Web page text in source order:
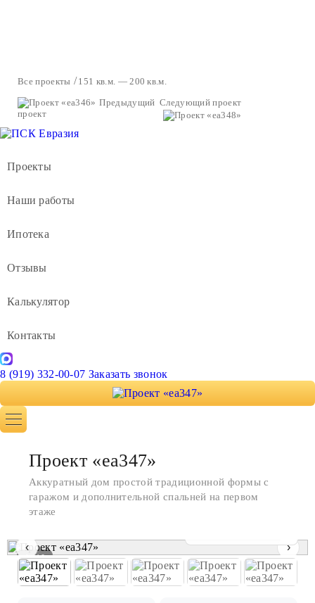
Все проекты
151 кв.м. — 200 кв.м.
Предыдущий
проект
Следующий проект
Проекты
Наши работы
Ипотека
Отзывы
Калькулятор
Контакты
8 (919) 332-00-07 Заказать звонок
1 / 10
‹ ›
Проект «ea347»
Аккуратный дом простой традиционной формы с
гаражом и дополнительной спальней на первом
этаже